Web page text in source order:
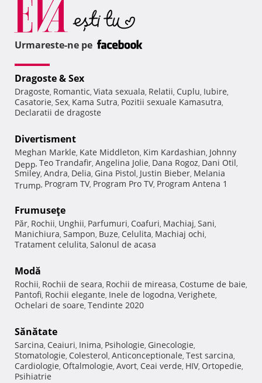
Urmareste-ne pe
Dragoste & Sex
Dragoste, Romantic, Viata sexuala, Relatii, Cuplu, Iubire,
Casatorie, Sex, Kama Sutra, Pozitii sexuale Kamasutra,
Declaratii de dragoste
Divertisment
Meghan Markle, Kate Middleton, Kim Kardashian, Johnny
Depp, Teo Trandafir, Angelina Jolie, Dana Rogoz, Dani Otil,
Smiley, Andra, Delia, Gina Pistol, Justin Bieber, Melania
Trump, Program TV, Program Pro TV, Program Antena 1
Frumuseţe
Păr, Rochii, Unghii, Parfumuri, Coafuri, Machiaj, Sani,
Manichiura, Sampon, Buze, Celulita, Machiaj ochi,
Tratament celulita, Salonul de acasa
Modă
Rochii, Rochii de seara, Rochii de mireasa, Costume de baie,
Pantofi, Rochii elegante, Inele de logodna, Verighete,
Ochelari de soare, Tendinte 2020
Sănătate
Sarcina, Ceaiuri, Inima, Psihologie, Ginecologie,
Stomatologie, Colesterol, Anticonceptionale, Test sarcina,
Cardiologie, Oftalmologie, Avort, Ceai verde, HIV, Ortopedie,
Psihiatrie